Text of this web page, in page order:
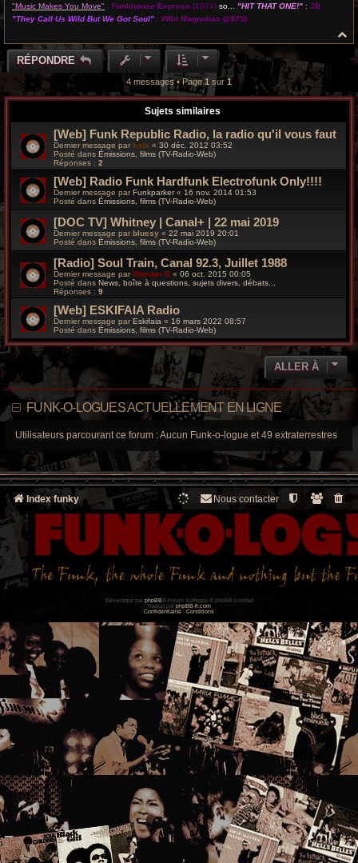
"Music Makes You Move" : Funkhouse Express (1974) so... "HIT THAT ONE!" : JB
"They Call Us Wild But We Got Soul" : Wild Magnolias (1975)
a
RÉPONDRE
4 messages • Page1 sur 1
Sujets similaires
[Web] Funk Republic Radio, la radio qu'il vous faut
Dernier message par kata « 30 déc. 2012 03:52
Posté dans Émissions, films (TV-Radio-Web)
Réponses : 2
[Web] Radio Funk Hardfunk Electrofunk Only!!!!
Dernier message parFunkparker« 16 nov. 2014 01:53
Posté dans Émissions, films (TV-Radio-Web)
[DOC TV] Whitney | Canal+ | 22 mai 2019
Dernier message par bluesy « 22 mai 2019 20:01
Posté dans Émissions, films (TV-Radio-Web)
[Radio] Soul Train, Canal 92.3, Juillet 1988
Dernier message parWonder B « 06 oct. 2015 00:05
Posté dans News, boîte à questions, sujets divers, débats...
Réponses : 9
[Web] ESKIFAIA Radio
Dernier message par Eskifaia « 16 mars 2022 08:57
Posté dans Émissions, films (TV-Radio-Web)
ALLER À
FUNK-O-LOGUES ACTUELLEMENT EN LIGNE
Utilisateurs parcourant ce forum : Aucun Funk-o-logue et 49 extraterrestres
Index funky Nous contacter
Développé par phpBB® Forum Software © phpBB Limited
Traduit par phpBB-fr.com
Confidentialité
Conditions